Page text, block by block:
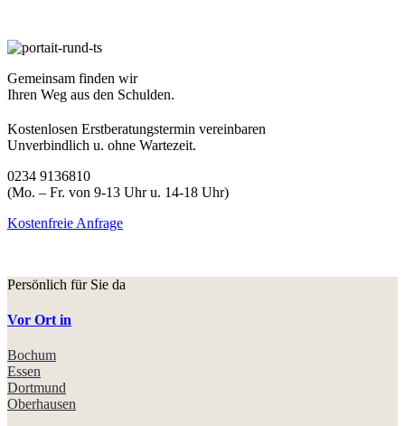
Gemeinsam finden wir
Ihren Weg aus den Schulden.
Kostenlosen Erstberatungstermin vereinbaren
Unverbindlich u. ohne Wartezeit.
0234 9136810
(Mo. – Fr. von 9-13 Uhr u. 14-18 Uhr)
Kostenfreie Anfrage
Persönlich für Sie da
Vor Ort in
Bochum
Essen
Dortmund
Oberhausen